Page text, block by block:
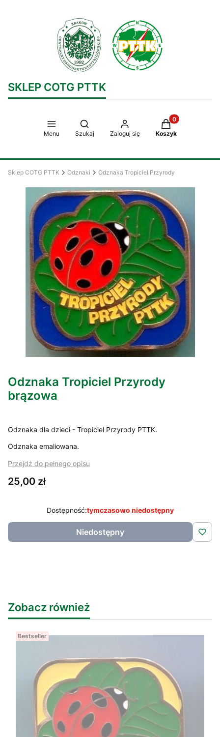
SKLEP COTG PTTK
Menu
Otwórz wyszukiwarkę
Szukaj Zaloguj się
Produkty w
Koszyk
Sklep COTG PTTK Odznaki Odznaka Tropiciel Przyrody
Odznaka Tropiciel Przyrody
brązowa
Odznaka dla dzieci - Tropiciel Przyrody PTTK.
Odznaka emaliowana.
Przejdź do pełnego opisu
Cena
25,00 zł
Dostępność:tymczasowo niedostępny
Niedostępny
Zobacz również
Bestseller